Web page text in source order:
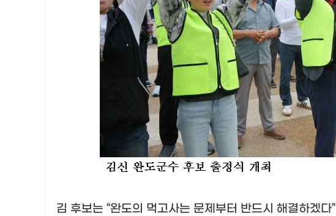
김 후보는 “완도의 먹고사는 문제부터 반드시 해결하겠다”